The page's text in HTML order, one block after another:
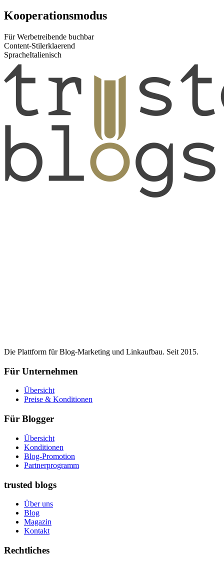
Kooperationsmodus
Für Werbetreibende buchbar
Content-Stilerklaerend
SpracheItalienisch
Die Plattform für Blog-Marketing und Linkaufbau. Seit 2015.
Für Unternehmen
Übersicht
Preise & Konditionen
Für Blogger
Übersicht
Konditionen
Blog-Promotion
Partnerprogramm
trusted blogs
Über uns
Blog
Magazin
Kontakt
Rechtliches